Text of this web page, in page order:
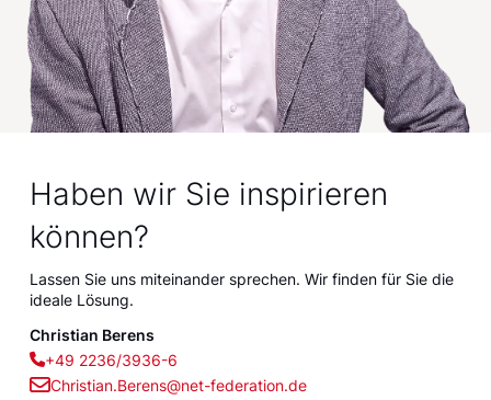
Haben wir Sie inspirieren
können?
Lassen Sie uns miteinander sprechen. Wir finden für Sie die
ideale Lösung.
Christian Berens
+49 2236/3936-6
Christian.Berens@net-federation.de